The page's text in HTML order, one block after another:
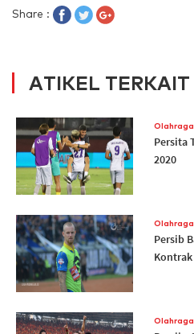
Share :
ATIKEL TERKAIT
Olahraga
Persita
2020
Olahraga
Persib
Olahraga